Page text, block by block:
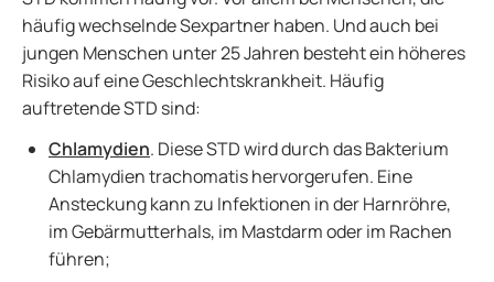
häufig wechselnde Sexpartner haben. Und auch bei
jungen Menschen unter 25 Jahren besteht ein höheres
Risiko auf eine Geschlechtskrankheit. Häufig
auftretende STD sind:
Chlamydien. Diese STD wird durch das Bakterium
Chlamydien trachomatis hervorgerufen. Eine
Ansteckung kann zu Infektionen in der Harnröhre,
im Gebärmutterhals, im Mastdarm oder im Rachen
führen;